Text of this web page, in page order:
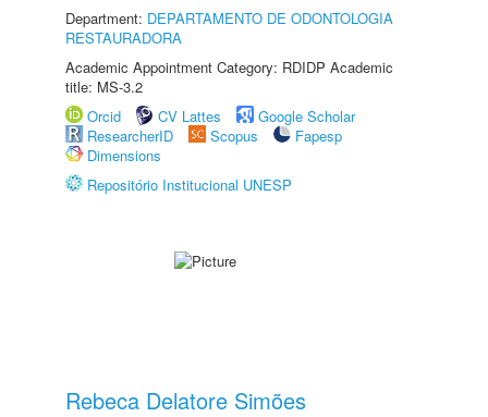
Department: DEPARTAMENTO DE ODONTOLOGIA
RESTAURADORA
Academic Appointment Category: RDIDP Academic
title: MS-3.2
Orcid
CV Lattes
Google Scholar
ResearcherID
Scopus
Fapesp
Dimensions
Repositório Institucional UNESP
Rebeca Delatore Simões